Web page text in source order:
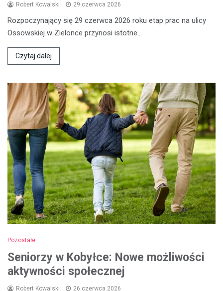
Robert Kowalski 29 czerwca 2026
Rozpoczynający się 29 czerwca 2026 roku etap prac na ulicy
Ossowskiej w Zielonce przynosi istotne…
Czytaj dalej
Pozostałe
Seniorzy w Kobyłce: Nowe możliwości
aktywności społecznej
Robert Kowalski 26 czerwca 2026